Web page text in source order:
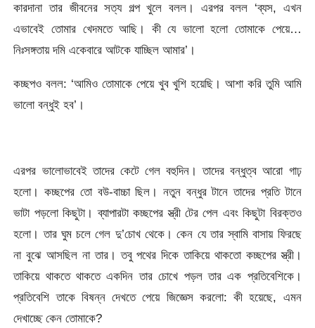
কারদানা তার জীবনের সত্য গল্প খুলে বলল। এরপর বলল ‘ব্যস, এখন
এভাবেই তোমার খেদমতে আছি। কী যে ভালো হলো তোমাকে পেয়ে…
নিঃসঙ্গতায় দমি একেবারে আটকে যাচ্ছিল আমার’।
কচ্ছপও বলল: ‘আমিও তোমাকে পেয়ে খুব খুশি হয়েছি। আশা করি তুমি আমি
ভালো বন্ধুই হব’।
এরপর ভালোভাবেই তাদের কেটে গেল বহুদিন। তাদের বন্ধুত্ব আরো গাঢ়
হলো। কচ্ছপের তো বউ-বাচ্চা ছিল। নতুন বন্ধুর টানে তাদের প্রতি টানে
ভাটা পড়লো কিছুটা। ব্যাপারটা কচ্ছপের স্ত্রী টের পেল এবং কিছুটা বিরক্তও
হলো। তার ঘুম চলে গেল দু’চোখ থেকে। কেন যে তার স্বামি বাসায় ফিরছে
না বুঝে আসছিল না তার। তবু পথের দিকে তাকিয়ে থাকতো কচ্ছপের স্ত্রী।
তাকিয়ে থাকতে থাকতে একদিন তার চোখে পড়ল তার এক প্রতিবেশিকে।
প্রতিবেশি তাকে বিষন্ন দেখতে পেয়ে জিজ্ঞেস করলো: কী হয়েছে, এমন
দেখাচ্ছে কেন তোমাকে?